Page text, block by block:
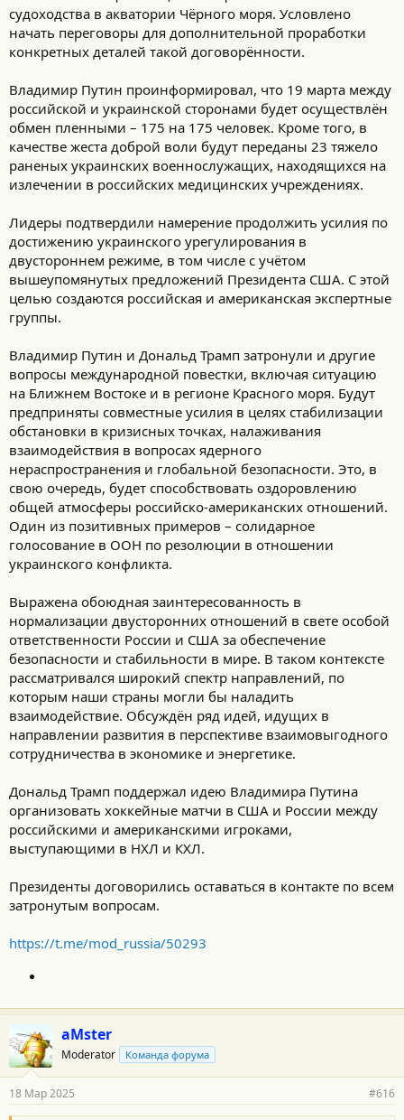
судоходства в акватории Чёрного моря. Условлено
начать переговоры для дополнительной проработки
конкретных деталей такой договорённости.
Владимир Путин проинформировал, что 19 марта между
российской и украинской сторонами будет осуществлён
обмен пленными – 175 на 175 человек. Кроме того, в
качестве жеста доброй воли будут переданы 23 тяжело
раненых украинских военнослужащих, находящихся на
излечении в российских медицинских учреждениях.
Лидеры подтвердили намерение продолжить усилия по
достижению украинского урегулирования в
двустороннем режиме, в том числе с учётом
вышеупомянутых предложений Президента США. С этой
целью создаются российская и американская экспертные
группы.
Владимир Путин и Дональд Трамп затронули и другие
вопросы международной повестки, включая ситуацию
на Ближнем Востоке и в регионе Красного моря. Будут
предприняты совместные усилия в целях стабилизации
обстановки в кризисных точках, налаживания
взаимодействия в вопросах ядерного
нераспространения и глобальной безопасности. Это, в
свою очередь, будет способствовать оздоровлению
общей атмосферы российско-американских отношений.
Один из позитивных примеров – солидарное
голосование в ООН по резолюции в отношении
украинского конфликта.
Выражена обоюдная заинтересованность в
нормализации двусторонних отношений в свете особой
ответственности России и США за обеспечение
безопасности и стабильности в мире. В таком контексте
рассматривался широкий спектр направлений, по
которым наши страны могли бы наладить
взаимодействие. Обсуждён ряд идей, идущих в
направлении развития в перспективе взаимовыгодного
сотрудничества в экономике и энергетике.
Дональд Трамп поддержал идею Владимира Путина
организовать хоккейные матчи в США и России между
российскими и американскими игроками,
выступающими в НХЛ и КХЛ.
Президенты договорились оставаться в контакте по всем
затронутым вопросам.
https://t.me/mod_russia/50293
aMster
Moderator Команда форума
18 Мар 2025 #616